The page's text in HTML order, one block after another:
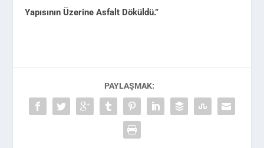
Yapısının Üzerine Asfalt Döküldü.”
PAYLAŞMAK: